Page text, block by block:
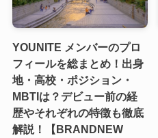
YOUNITE メンバーのプロ
フィールを総まとめ！出身
地・高校・ポジション・
MBTIは？デビュー前の経
歴やそれぞれの特徴も徹底
解説！【BRANDNEW